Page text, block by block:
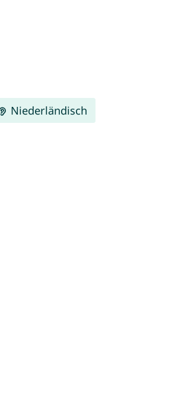
Niederländisch